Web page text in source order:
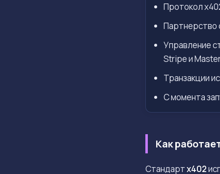
Протокол
Партнерство
Управление
Stripe и
Транзакции
С момента
Как
Стандартx402